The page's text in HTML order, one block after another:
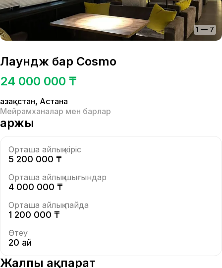
1 — 7
Лаундж бар Cosmo
24 000 000 ₸
Қазақстан, Астана
Мейрамханалар мен барлар
Қаржы
Орташа айлық кіріс
5 200 000 ₸
Орташа айлық шығындар
4 000 000 ₸
Орташа айлық пайда
1 200 000 ₸
Өтеу
20 ай
Жалпы ақпарат